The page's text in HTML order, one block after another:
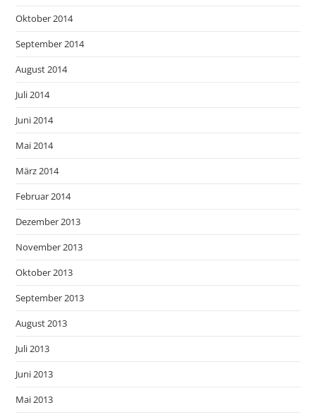
Oktober 2014
September 2014
August 2014
Juli 2014
Juni 2014
Mai 2014
März 2014
Februar 2014
Dezember 2013
November 2013
Oktober 2013
September 2013
August 2013
Juli 2013
Juni 2013
Mai 2013